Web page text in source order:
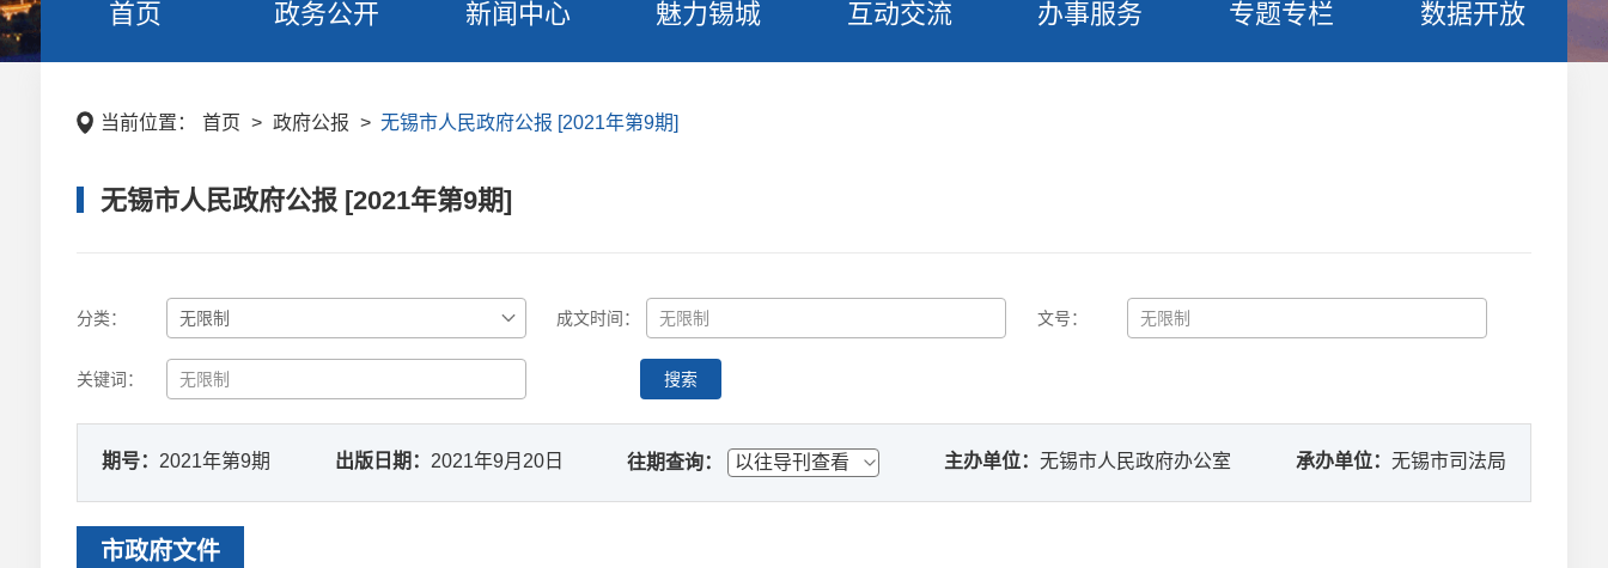
首页 政务公开 新闻中心 魅力锡城 互动交流 办事服务 专题专栏 数据开放
当前位置： 首页 > 政府公报 > 无锡市人民政府公报 [2021年第9期]
无锡市人民政府公报 [2021年第9期]
分类： 成文时间： 文号：
关键词： 搜索
期号： 2021年第9期 出版日期： 2021年9月20日 往期查询： 主办单位：无锡市人民政府办公室 承办单位：无锡市司法局
市政府文件